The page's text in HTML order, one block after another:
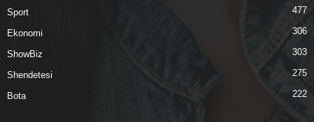
Sport 477
Ekonomi 306
ShowBiz 303
Shendetesi 275
Bota 222